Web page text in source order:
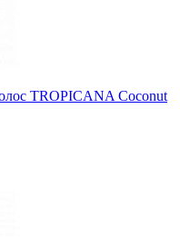
TROPICANA Coconut